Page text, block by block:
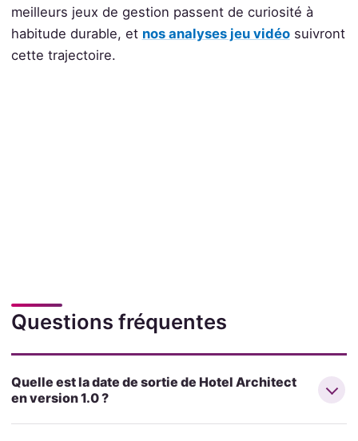
meilleurs jeux de gestion passent de curiosité à
habitude durable, et nos analyses jeu vidéosuivront
cette trajectoire.
Questions fréquentes
Quelle est la date de sortie de Hotel Architect
en version 1.0 ?